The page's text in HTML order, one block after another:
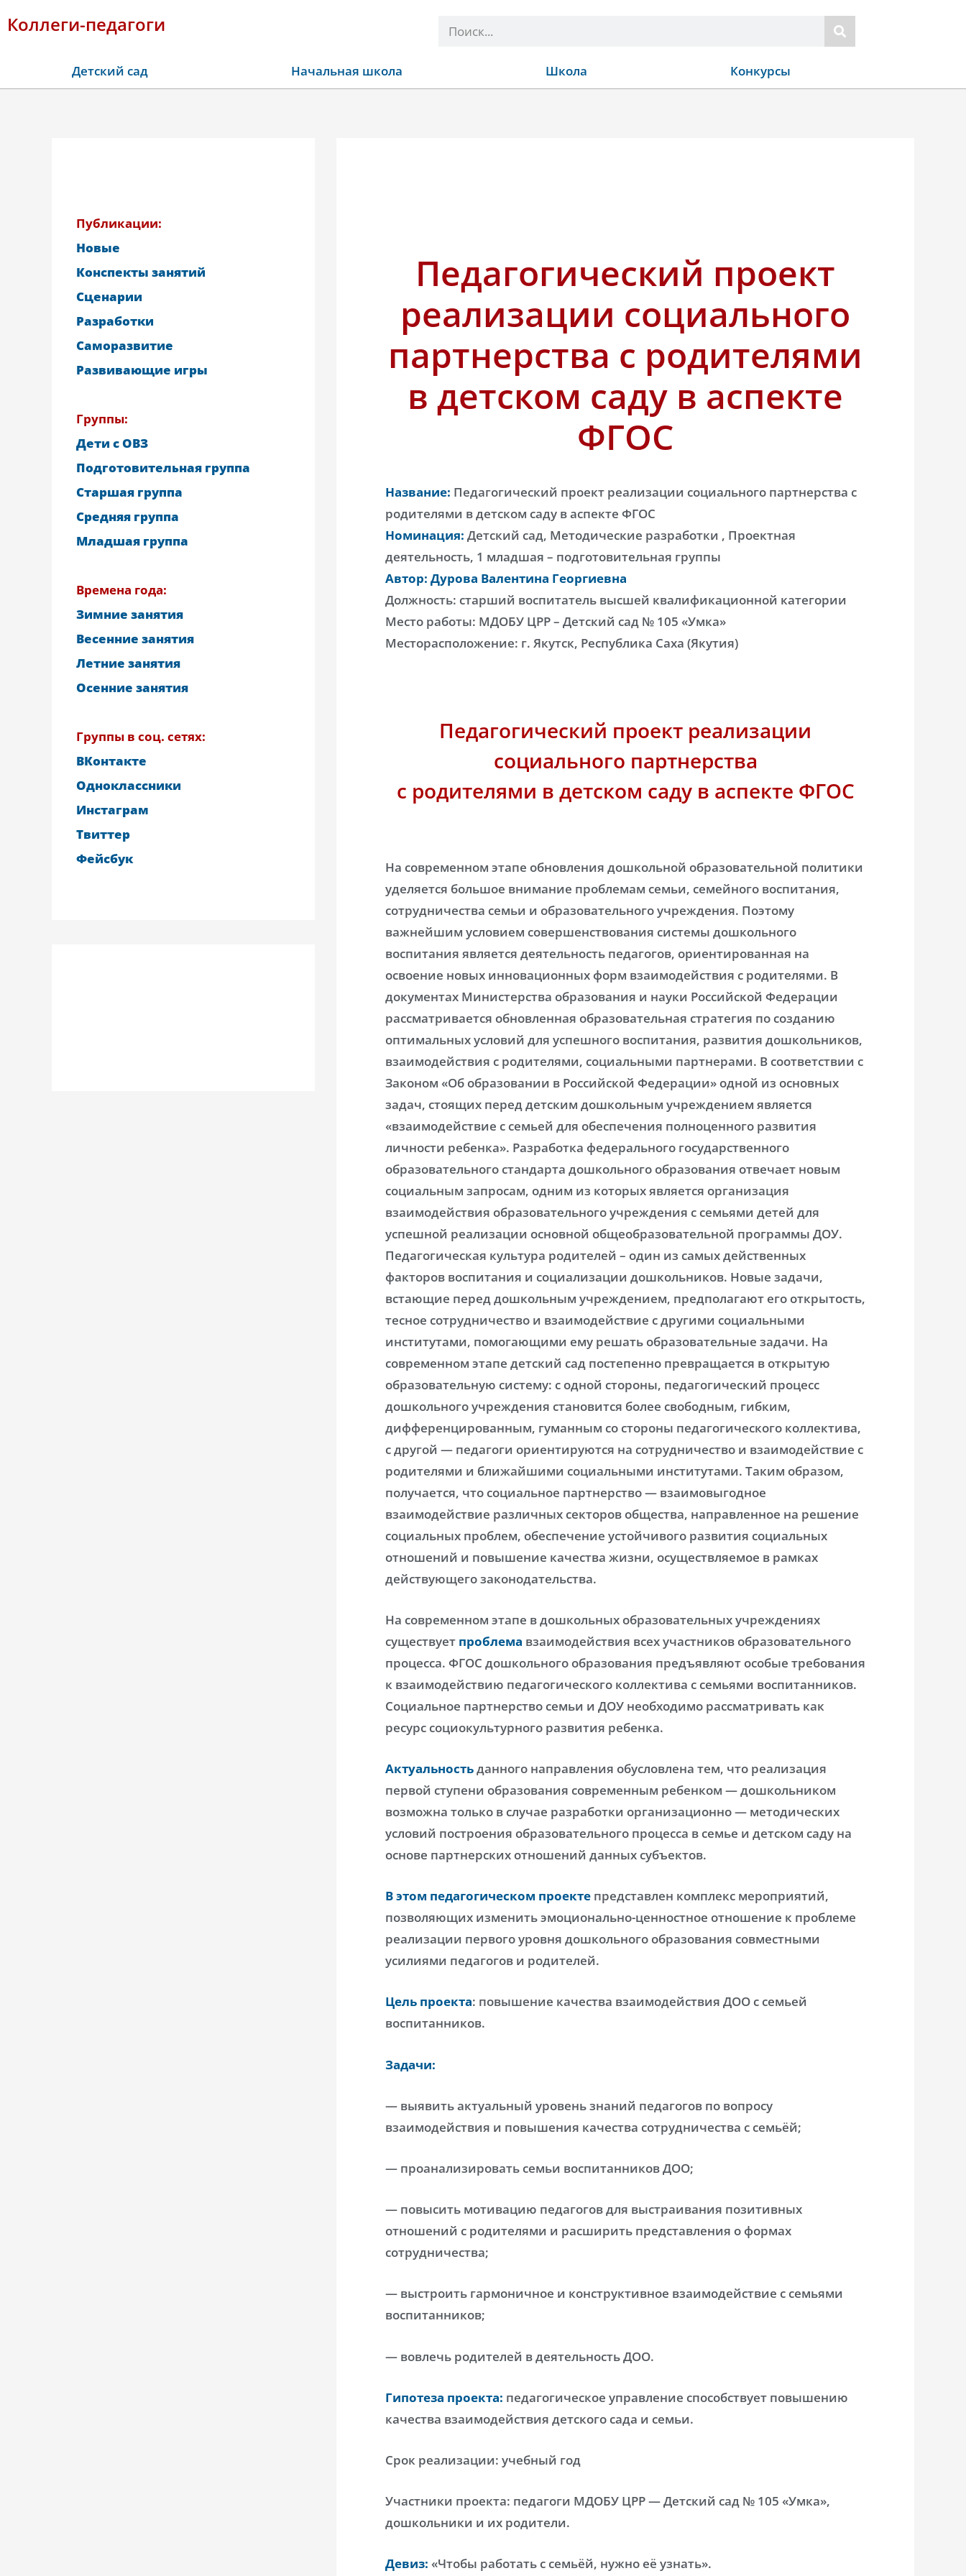
Коллеги-педагоги Поиск
Детский сад Начальная школа Школа Конкурсы
Публикации:
Новые
Конспекты занятий
Сценарии
Разработки
Саморазвитие
Развивающие игры
Группы:
Дети с ОВЗ
Подготовительная группа
Старшая группа
Средняя группа
Младшая группа
Времена года:
Зимние занятия
Весенние занятия
Летние занятия
Осенние занятия
Группы в соц. сетях:
ВКонтакте
Одноклассники
Инстаграм
Твиттер
Фейсбук
Педагогический проект
реализации социального
партнерства с родителями
в детском саду в аспекте
ФГОС
Название: Педагогический проект реализации социального партнерства с
родителями в детском саду в аспекте ФГОС
Номинация: Детский сад, Методические разработки , Проектная
деятельность, 1 младшая – подготовительная группы
Автор: Дурова Валентина Георгиевна
Должность: старший воспитатель высшей квалификационной категории
Место работы: МДОБУ ЦРР – Детский сад № 105 «Умка»
Месторасположение: г. Якутск, Республика Саха (Якутия)
Педагогический проект реализации
социального партнерства
с родителями в детском саду в аспекте ФГОС
На современном этапе обновления дошкольной образовательной политики
уделяется большое внимание проблемам семьи, семейного воспитания,
сотрудничества семьи и образовательного учреждения. Поэтому
важнейшим условием совершенствования системы дошкольного
воспитания является деятельность педагогов, ориентированная на
освоение новых инновационных форм взаимодействия с родителями. В
документах Министерства образования и науки Российской Федерации
рассматривается обновленная образовательная стратегия по созданию
оптимальных условий для успешного воспитания, развития дошкольников,
взаимодействия с родителями, социальными партнерами. В соответствии с
Законом «Об образовании в Российской Федерации» одной из основных
задач, стоящих перед детским дошкольным учреждением является
«взаимодействие с семьей для обеспечения полноценного развития
личности ребенка». Разработка федерального государственного
образовательного стандарта дошкольного образования отвечает новым
социальным запросам, одним из которых является организация
взаимодействия образовательного учреждения с семьями детей для
успешной реализации основной общеобразовательной программы ДОУ.
Педагогическая культура родителей – один из самых действенных
факторов воспитания и социализации дошкольников. Новые задачи,
встающие перед дошкольным учреждением, предполагают его открытость,
тесное сотрудничество и взаимодействие с другими социальными
институтами, помогающими ему решать образовательные задачи. На
современном этапе детский сад постепенно превращается в открытую
образовательную систему: с одной стороны, педагогический процесс
дошкольного учреждения становится более свободным, гибким,
дифференцированным, гуманным со стороны педагогического коллектива,
с другой — педагоги ориентируются на сотрудничество и взаимодействие с
родителями и ближайшими социальными институтами. Таким образом,
получается, что социальное партнерство — взаимовыгодное
взаимодействие различных секторов общества, направленное на решение
социальных проблем, обеспечение устойчивого развития социальных
отношений и повышение качества жизни, осуществляемое в рамках
действующего законодательства.
На современном этапе в дошкольных образовательных учреждениях
существует проблема взаимодействия всех участников образовательного
процесса. ФГОС дошкольного образования предъявляют особые требования
к взаимодействию педагогического коллектива с семьями воспитанников.
Социальное партнерство семьи и ДОУ необходимо рассматривать как
ресурс социокультурного развития ребенка.
Актуальностьданного направления обусловлена тем, что реализация
первой ступени образования современным ребенком — дошкольником
возможна только в случае разработки организационно — методических
условий построения образовательного процесса в семье и детском саду на
основе партнерских отношений данных субъектов.
В этом педагогическом проекте представлен комплекс мероприятий,
позволяющих изменить эмоционально-ценностное отношение к проблеме
реализации первого уровня дошкольного образования совместными
усилиями педагогов и родителей.
Цель проекта: повышение качества взаимодействия ДОО с семьей
воспитанников.
Задачи:
— выявить актуальный уровень знаний педагогов по вопросу
взаимодействия и повышения качества сотрудничества с семьёй;
— проанализировать семьи воспитанников ДОО;
— повысить мотивацию педагогов для выстраивания позитивных
отношений с родителями и расширить представления о формах
сотрудничества;
— выстроить гармоничное и конструктивное взаимодействие с семьями
воспитанников;
— вовлечь родителей в деятельность ДОО.
Гипотеза проекта: педагогическое управление способствует повышению
качества взаимодействия детского сада и семьи.
Срок реализации: учебный год
Участники проекта: педагоги МДОБУ ЦРР — Детский сад № 105 «Умка»,
дошкольники и их родители.
Девиз: «Чтобы работать с семьёй, нужно её узнать».